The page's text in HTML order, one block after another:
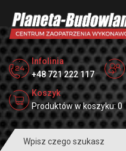
Infolinia
+48 721 222 117
Koszyk
Produktów w koszyku: 0
for: